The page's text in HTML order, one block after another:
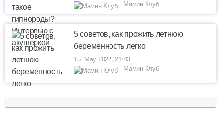
Мамин Клуб
5 советов, как прожить летнюю
беременность легко
15. May 2022, 21:43
Мамин Клуб